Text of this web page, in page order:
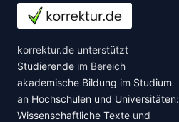
korrektur.de unterstützt
Studierende im Bereich
akademische Bildung im Studium
an Hochschulen und Universitäten:
Wissenschaftliche Texte und